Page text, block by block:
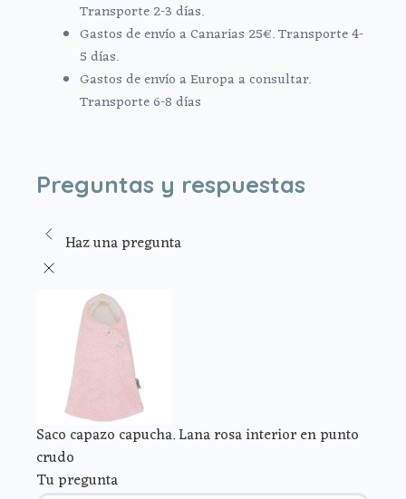
Transporte 2-3 días.
Gastos de envío a Canarias 25€. Transporte 4-
5 días.
Gastos de envío a Europa a consultar.
Transporte 6-8 días
Preguntas y respuestas
Haz una pregunta
Saco capazo capucha. Lana rosa interior en punto
crudo
Tu pregunta